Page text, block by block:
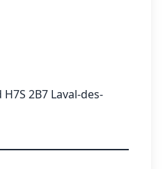
2B7 Laval-des-